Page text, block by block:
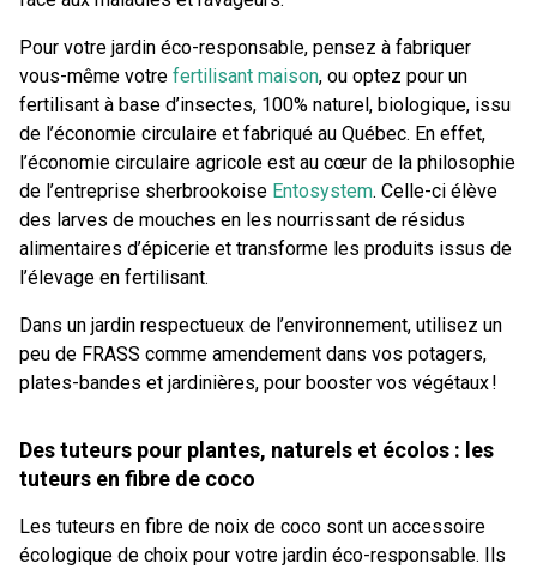
Pour votre jardin éco-responsable, pensez à fabriquer
vous-même votre fertilisant maison, ou optez pour un
fertilisant à base d’insectes, 100% naturel, biologique, issu
de l’économie circulaire et fabriqué au Québec. En effet,
l’économie circulaire agricole est au cœur de la philosophie
de l’entreprise sherbrookoise Entosystem. Celle-ci élève
des larves de mouches en les nourrissant de résidus
alimentaires d’épicerie et transforme les produits issus de
l’élevage en fertilisant.
Dans un jardin respectueux de l’environnement, utilisez un
peu de FRASS comme amendement dans vos potagers,
plates-bandes et jardinières, pour booster vos végétaux !
Des tuteurs pour plantes, naturels et écolos : les
tuteurs en fibre de coco
Les tuteurs en fibre de noix de coco sont un accessoire
écologique de choix pour votre jardin éco-responsable. Ils